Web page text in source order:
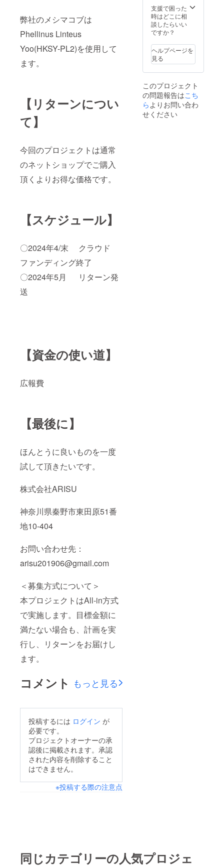
弊社のメシマコブは
Phellinus Linteus
Yoo(HKSY-PL2)を使用して
ます。
【リターンについ
て】
今回のプロジェクトは通常
のネットショップでご購入
頂くよりお得な価格です。
【スケジュール】
〇2024年4/末 クラウド
ファンディング終了
〇2024年5月 リターン発
送
【資金の使い道】
広報費
【最後に】
ほんとうに良いものを一度
試して頂きたいです。
株式会社ARISU
神奈川県秦野市東田原51番
地10-404
お問い合わせ先：
arisu201906@gmail.com
＜募集方式について＞
本プロジェクトはAll-in方式
で実施します。目標金額に
満たない場合も、計画を実
行し、リターンをお届けし
ます。
コメント もっと見る
投稿するには ログイン が
必要です。
プロジェクトオーナーの承
認後に掲載されます。承認
された内容を削除すること
はできません。
※投稿する際の注意点
原
産国：
韓国 サ
イズ：
×140×
85mm
（外
箱） 注
「原材
料及び
添加物
等の食
品表示
支援で困った
時はどこに相
談したらいい
ですか？
ヘルプページを
見る
このプロジェクト
の問題報告はこち
らよりお問い合わ
せください
同じカテゴリーの人気プロジェ